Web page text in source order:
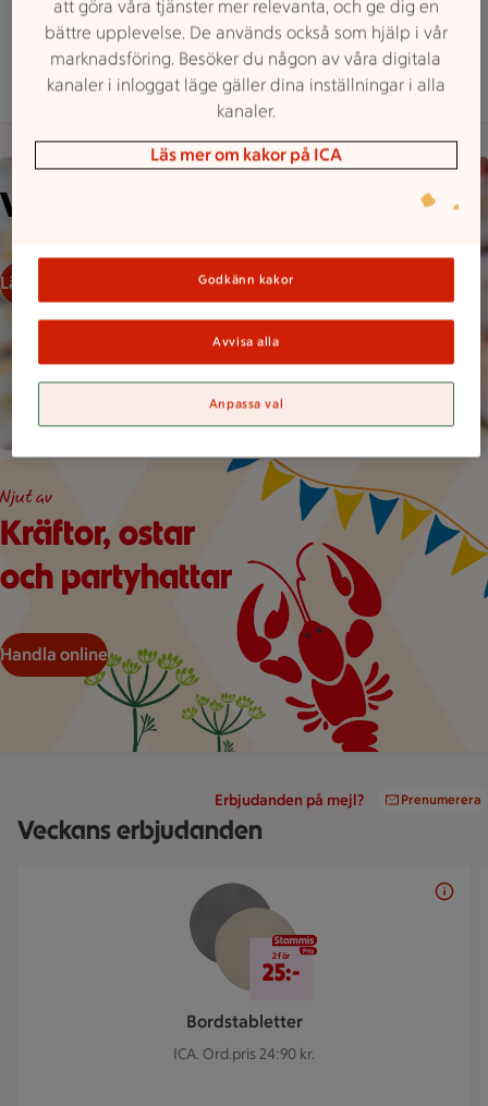
Hitta hit 0920 35900 Mejla butiken
Mer butiksinfo
En person står i en matvarubutik med hyllor fyllda med
Välkommen in till oss!
Läs mer om oss
Illustration av en kräfta och två dillkvistar under hängande
Kräftor, ostar
och partyhattar
Njut av
Handla online
Erbjudanden på mejl? Prenumerera
Veckans erbjudanden
Bildspel med 5 bilder.
Bordstabletter
ICA. Ord.pris 24:90 kr.
2 för 25 kr
2 för
25:-
att göra våra tjänster mer relevanta, och ge dig en
bättre upplevelse. De används också som hjälp i vår
marknadsföring. Besöker du någon av våra digitala
kanaler i inloggat läge gäller dina inställningar i alla
kanaler.
Läs mer om kakor på ICA
Godkänn kakor
Avvisa alla
Anpassa val